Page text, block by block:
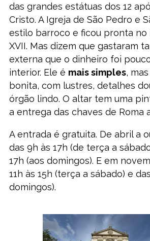
das grandes estátuas dos 12
Cristo. A Igreja de São Pedro e
estilo barroco e ficou pronta no
XVII. Mas dizem que gastaram
externa que o dinheiro foi
interior. Ele é mais simples,
bonita, com lustres, detalhes
órgão lindo. O altar tem uma
a entrega das chaves de Roma
A entrada é gratuita. De abril a
das 9h às 17h (de terça a
17h (aos domingos). E em
11h às 15h (terça a sábado) e
domingos).